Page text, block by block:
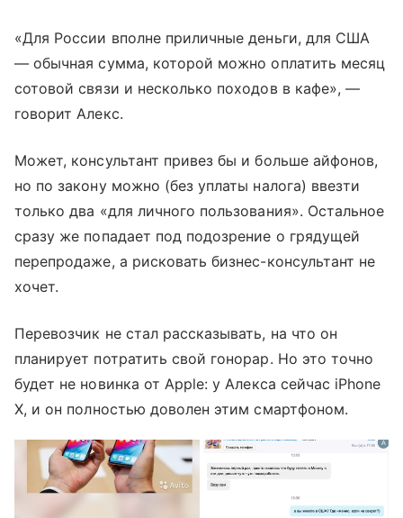
«Для России вполне приличные деньги, для США
— обычная сумма, которой можно оплатить месяц
сотовой связи и несколько походов в кафе», —
говорит Алекс.
Может, консультант привез бы и больше айфонов,
но по закону можно (без уплаты налога) ввезти
только два «для личного пользования». Остальное
сразу же попадает под подозрение о грядущей
перепродаже, а рисковать бизнес-консультант не
хочет.
Перевозчик не стал рассказывать, на что он
планирует потратить свой гонорар. Но это точно
будет не новинка от Apple: у Алекса сейчас iPhone
X, и он полностью доволен этим смартфоном.